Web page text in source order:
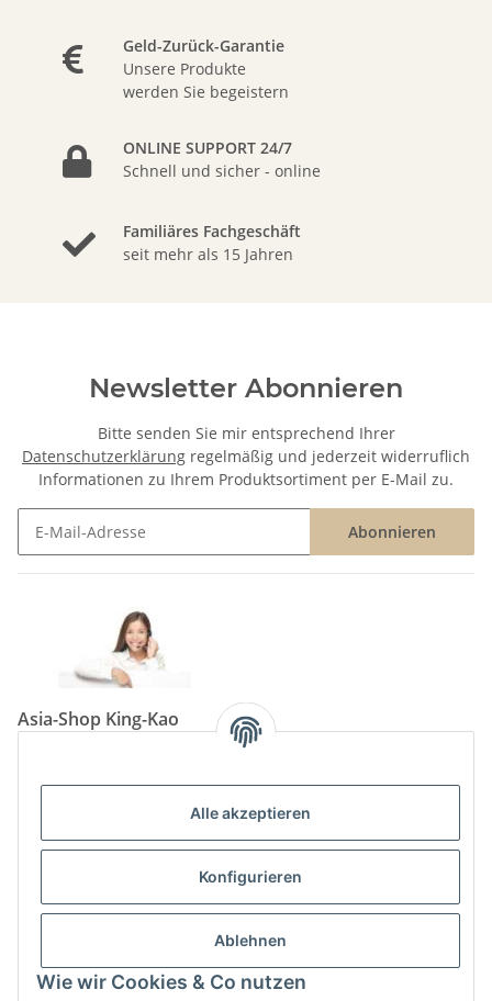
Alle akzeptieren
Konfigurieren
Ablehnen
Wie wir Cookies & Co nutzen
Geld-Zurück-Garantie
Unsere Produkte
werden Sie begeistern
ONLINE SUPPORT 24/7
Schnell und sicher - online
Familiäres Fachgeschäft
seit mehr als 15 Jahren
Newsletter Abonnieren
Bitte senden Sie mir entsprechend Ihrer
Datenschutzerklärung regelmäßig und jederzeit widerruflich
Informationen zu Ihrem Produktsortiment per E-Mail zu.
Abonnieren
Asia-Shop King-Kao
Tel: (06825) 499-104
info@king-kao.de
Öffnungszeiten (Mo-Sa.) 9:00 - 19:00
Gesetzliche Informationen